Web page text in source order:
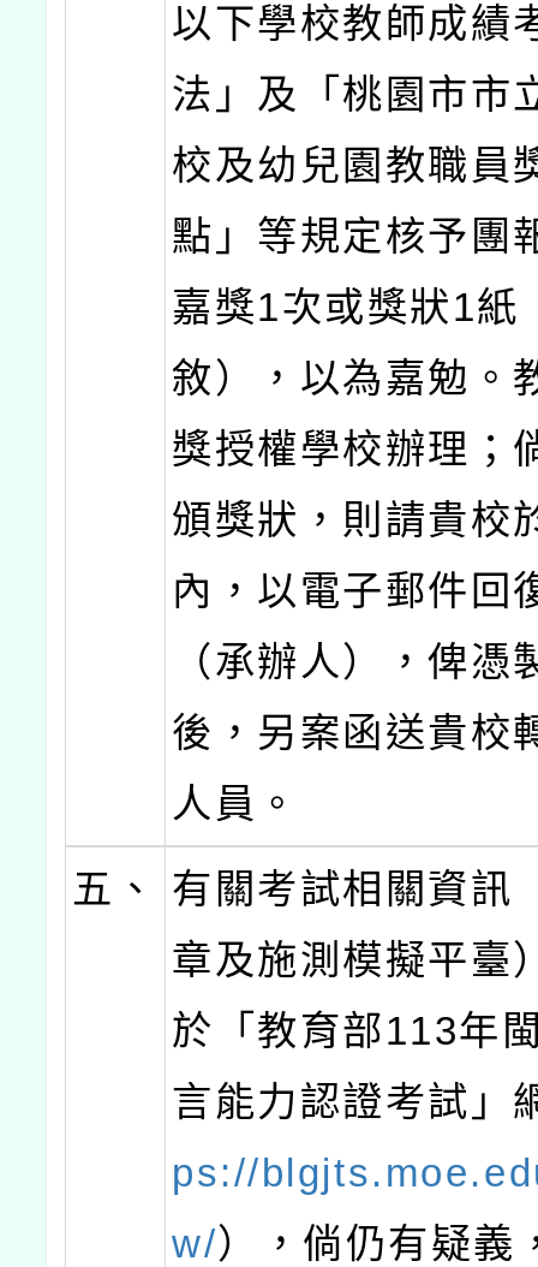
以下學校教師成績
法」及「桃園市市
校及幼兒園教職員
點」等規定核予團
嘉獎1次或獎狀1紙
敘），以為嘉勉。
獎授權學校辦理；
頒獎狀，則請貴校
內，以電子郵件回
（承辦人），俾憑
後，另案函送貴校
人員。
五、
有關考試相關資訊
章及施測模擬平臺
於「教育部113年
言能力認證考試」
ps://
w/），倘仍有疑義